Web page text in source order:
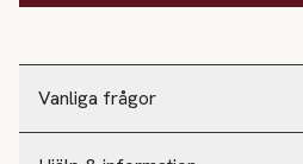
Vanliga frågor